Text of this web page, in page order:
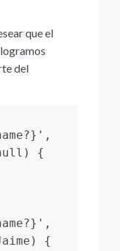
que el
del
{
{